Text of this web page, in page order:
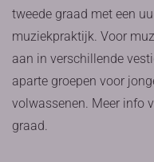
tweede graad met een
muziekpraktijk. Voor
aan in verschillende
aparte groepen voor
volwassenen. Meer info
graad.